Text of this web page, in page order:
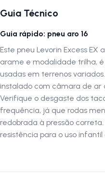
Aro:16
1.75
Construção:Arame
Por que escolher o Pneu
OPneu Levorin Excess
estabilidade, garantindo
bicicletas com aro 16. Sua
durabilidade e confiabilidade em
o ideal para uso diário e
Guia Técnico
Guia rápido: pneu aro 16
Este pneu Levorin Excess EX
arame e modalidade trilha,
usadas em terrenos
instalado com câmara de ar
Verifique o desgaste dos
frequência, já que rodas
redobrada à pressão
resistência para o uso infantil